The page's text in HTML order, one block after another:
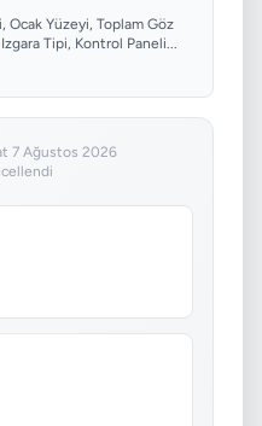
Ocak Yüzeyi, Toplam Göz
Izgara Tipi, Kontrol Paneli...
7 Ağustos 2026